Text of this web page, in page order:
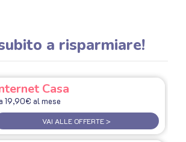
a risparmiare!
Casa
19,90€ al mese
VAI ALLE OFFERTE >